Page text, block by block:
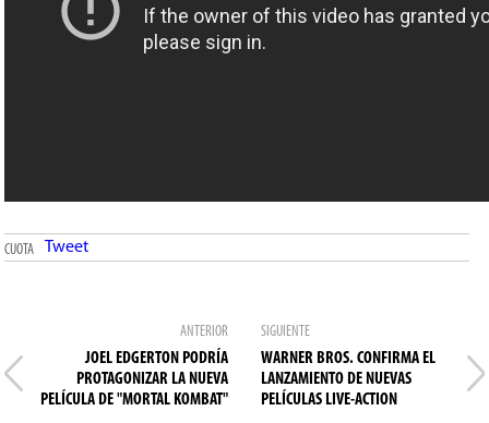
CUOTA Tweet
ANTERIOR
JOEL EDGERTON PODRÍA
PROTAGONIZAR LA NUEVA
PELÍCULA DE "MORTAL KOMBAT"
SIGUIENTE
WARNER BROS. CONFIRMA EL
LANZAMIENTO DE NUEVAS
PELÍCULAS LIVE-ACTION